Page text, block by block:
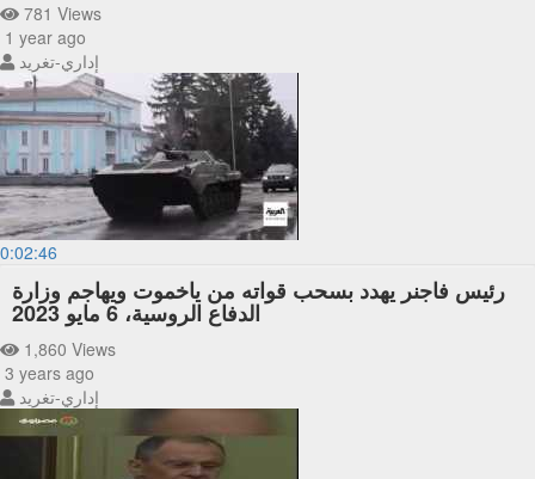
781 Views
1 year ago
إداري-تغريد
0:02:46
رئيس فاجنر يهدد بسحب قواته من ياخموت ويهاجم وزارة
الدفاع الروسية، 6 مايو 2023
1,860 Views
3 years ago
إداري-تغريد